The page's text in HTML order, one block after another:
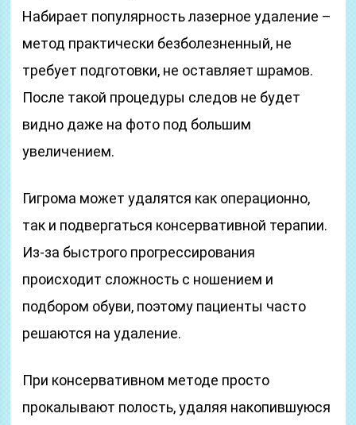
Набирает популярность лазерное удаление –
метод практически безболезненный, не
требует подготовки, не оставляет шрамов.
После такой процедуры следов не будет
видно даже на фото под большим
увеличением.
Гигрома может удалятся как операционно,
так и подвергаться консервативной терапии.
Из-за быстрого прогрессирования
происходит сложность с ношением и
подбором обуви, поэтому пациенты часто
решаются на удаление.
При консервативном методе просто
прокалывают полость, удаляя накопившуюся